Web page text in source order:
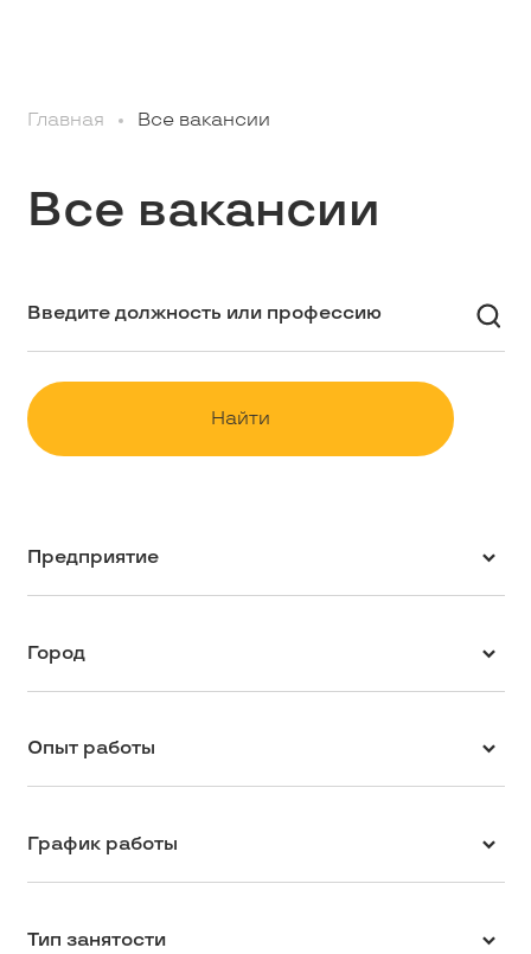
Студентам
Школьникам
Контакты
Главная Все вакансии
Все вакансии
Найти
Предприятие
Город
Опыт работы
График работы
Тип занятости